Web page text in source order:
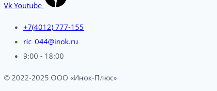
Vk Youtube
+7(4012) 777-155
ric_044@inok.ru
9:00 - 18:00
© 2022-2025 ООО «Инок-Плюс»